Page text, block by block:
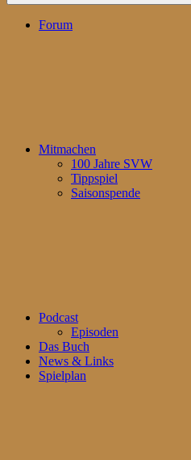
Forum
Mitmachen
100 Jahre SVW
Tippspiel
Saisonspende
Podcast
Episoden
Das Buch
News & Links
Spielplan